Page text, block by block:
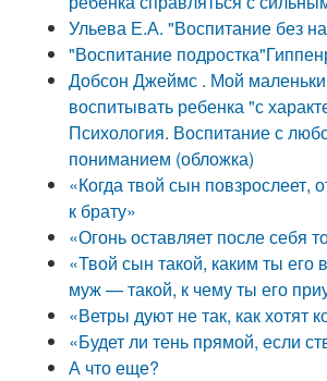
Ульева Е.А. "Воспитание без
"Воспитание
Добсон Джеймс . Мой
воспитывать ребенка "с
Психология. Воспитание с
пониманием (обложка)
«Когда твой сын повзрослеет,
к брату»
«Огонь оставляет после себя
«Твой сын такой, каким ты его
муж — такой, к чему ты его
«Ветры дуют не так, как хотят
«Будет ли тень прямой, если
А что еще?